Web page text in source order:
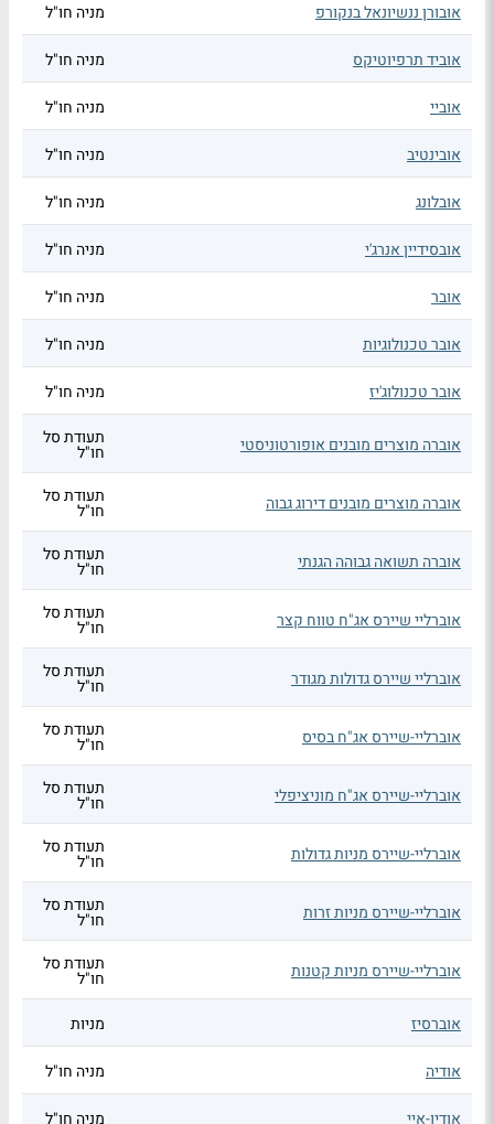
אובורן ננשיונאל בנקורפ מניה חו"ל
אוביד תרפיוטיקס מניה חו"ל
אוביי מניה חו"ל
אובינטיב מניה חו"ל
אובלונג מניה חו"ל
אובסידיין אנרג'י מניה חו"ל
אובר מניה חו"ל
אובר טכנולוגיות מניה חו"ל
אובר טכנולוג'יז מניה חו"ל
אוברה מוצרים מובנים אופורטוניסטי תעודת סל
חו"ל
אוברה מוצרים מובנים דירוג גבוה תעודת סל
חו"ל
אוברה תשואה גבוהה הגנתי תעודת סל
חו"ל
אוברליי שיירס אג"ח טווח קצר תעודת סל
חו"ל
אוברליי שיירס גדולות מגודר תעודת סל
חו"ל
אוברליי-שיירס אג"ח בסיס תעודת סל
חו"ל
אוברליי-שיירס אג"ח מוניציפלי תעודת סל
חו"ל
אוברליי-שיירס מניות גדולות תעודת סל
חו"ל
אוברליי-שיירס מניות זרות תעודת סל
חו"ל
אוברליי-שיירס מניות קטנות תעודת סל
חו"ל
אוברסיז
מניות
אודיה מניה חו"ל
אודיו-איי מניה חו"ל